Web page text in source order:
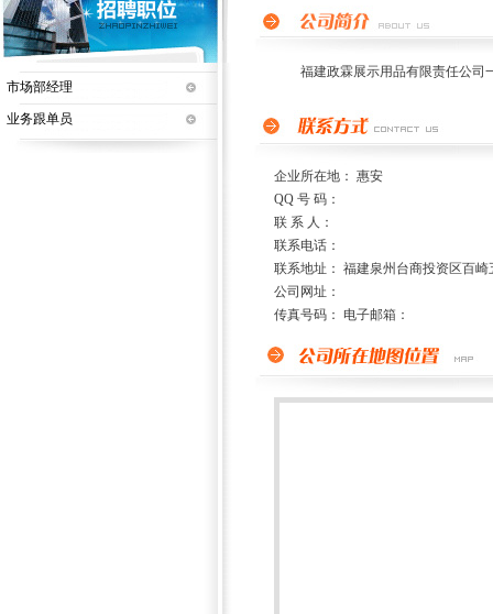
市场部经理
业务跟单员
福建政霖展示用品有限责任公司一
企业所在地： 惠安
QQ 号 码：
联 系 人：
联系电话：
联系地址： 福建泉州台商投资区百崎
公司网址：
传真号码： 电子邮箱：